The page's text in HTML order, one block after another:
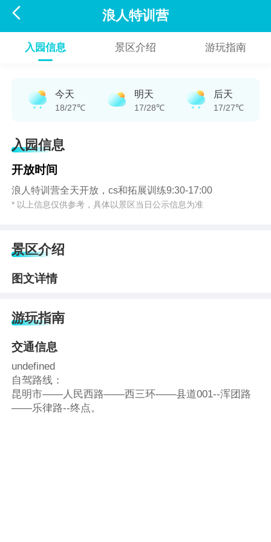
 浪人特训营
入园信息 景区介绍 游玩指南
今天
18/27℃
明天
17/28℃
后天
17/27℃
入园信息
开放时间
浪人特训营全天开放，cs和拓展训练9:30-17:00
* 以上信息仅供参考，具体以景区当日公示信息为准
景区介绍
图文详情
游玩指南
交通信息
undefined
自驾路线：
昆明市——人民西路——西三环——县道001--浑团路
——乐律路--终点。